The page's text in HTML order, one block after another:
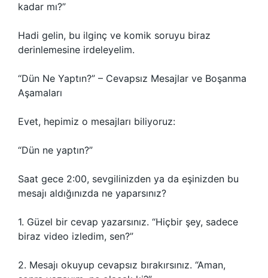
kadar mı?”
Hadi gelin, bu ilginç ve komik soruyu biraz
derinlemesine irdeleyelim.
“Dün Ne Yaptın?” – Cevapsız Mesajlar ve Boşanma
Aşamaları
Evet, hepimiz o mesajları biliyoruz:
“Dün ne yaptın?”
Saat gece 2:00, sevgilinizden ya da eşinizden bu
mesajı aldığınızda ne yaparsınız?
1. Güzel bir cevap yazarsınız. “Hiçbir şey, sadece
biraz video izledim, sen?”
2. Mesajı okuyup cevapsız bırakırsınız. “Aman,